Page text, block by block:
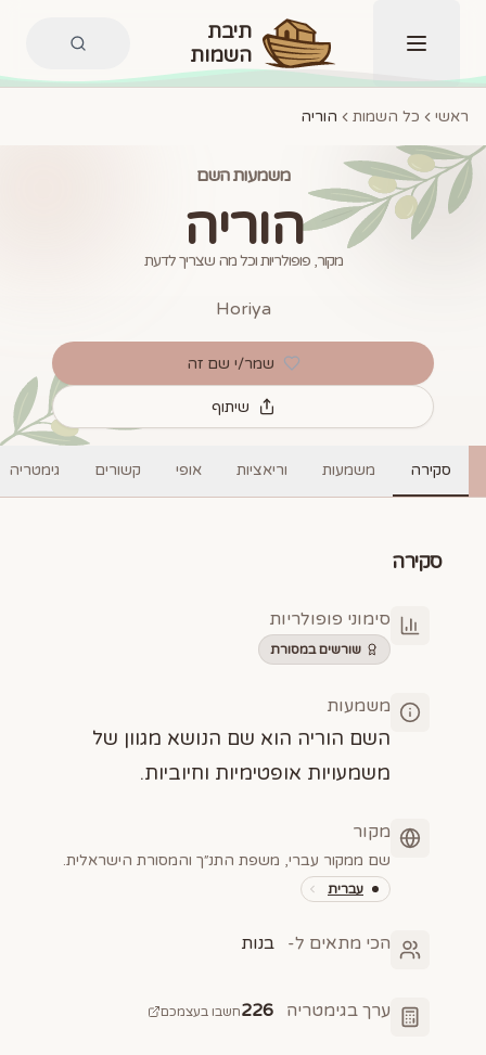
תפריט
תיבת
השמות
ראשי כל השמות הוריה
משמעות השם
הוריה
מקור, פופולריות וכל מה שצריך לדעת
Horiya
שמר/י שם זה
שיתוף
סקירה משמעות וריאציות אופי קשורים גימטריה
סקירה
סימוני פופולריות
שורשים במסורת
משמעות
השם הוריה הוא שם הנושא מגוון של
משמעויות אופטימיות וחיוביות.
מקור
שם ממקור עברי, משפת התנ״ך והמסורת הישראלית.
עברית
הכי מתאים ל- בנות
ערך בגימטריה 226חשבו בעצמכם